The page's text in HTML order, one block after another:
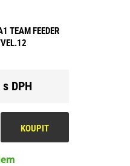
TEAM FEEDER
DPH
KOUPIT